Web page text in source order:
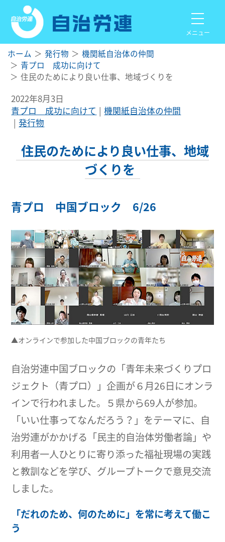
メニュー
ホーム 発行物
機関紙自治体の仲間
青プロ 成功に向けて
住民のためにより良い仕事、地域づくりを
2022年8月3日
青プロ 成功に向けて
機関紙自治体の仲間
発行物
住民のためにより良い仕事、地域
づくりを
青プロ 中国ブロック 6/26
▲オンラインで参加した中国ブロックの青年たち
自治労連中国ブロックの「青年未来づくりプロ
ジェクト（青プロ）」企画が６月26日にオンラ
インで行われました。５県から69人が参加。
「いい仕事ってなんだろう？」をテーマに、自
治労連がかかげる「民主的自治体労働者論」や
利用者一人ひとりに寄り添った福祉現場の実践
と教訓などを学び、グループトークで意見交流
しました。
「だれのため、何のために」を常に考えて働こ
う